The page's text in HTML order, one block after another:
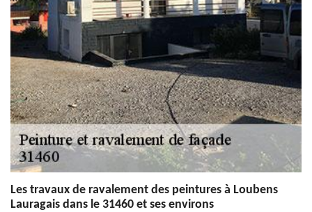
Les travaux de ravalement des peintures à Loubens
Lauragais dans le 31460 et ses environs